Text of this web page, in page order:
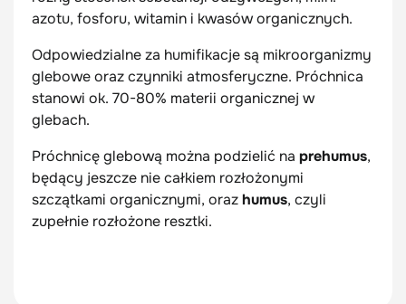
azotu, fosforu, witamin i kwasów organicznych.
Odpowiedzialne za humifikacje są mikroorganizmy
glebowe oraz czynniki atmosferyczne. Próchnica
stanowi ok. 70-80% materii organicznej w
glebach.
Próchnicę glebową można podzielić na prehumus,
będący jeszcze nie całkiem rozłożonymi
szczątkami organicznymi, orazhumus, czyli
zupełnie rozłożone resztki.